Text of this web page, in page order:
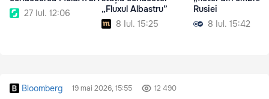
27 Iul. 12:06
„Fluxul Albastru”
8 Iul. 15:25
Rusiei
8 Iul. 15:42
Bloomberg 19 mai 2026, 15:55 12 490